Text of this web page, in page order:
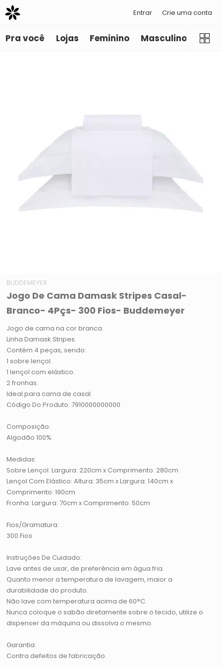
Entrar Crie uma conta
Pra você Lojas Feminino Masculino
BUDDEMEYER
Jogo De Cama Damask Stripes Casal-
Branco- 4Pçs- 300 Fios- Buddemeyer
Jogo de cama na cor branca.
Linha Damask Stripes.
Contém 4 peças, sendo:
1 sobre lençol.
1 lençol com elástico.
2 fronhas.
Ideal para cama de casal.
Código Do Produto: 7910000000000
Composição:
Algodão 100%
Medidas:
Sobre Lençol: Largura: 220cm x Comprimento: 280cm
Lençol Com Elástico: Altura: 35cm x Largura: 140cm x
Comprimento: 190cm
Fronha: Largura: 70cm x Comprimento: 50cm
Fios/Gramatura:
300 Fios
Instruções De Cuidado:
Lave antes de usar, de preferência em água fria.
Quanto menor a temperatura de lavagem, maior a
durabilidade do produto.
Não lave com temperatura acima de 60°C.
Nunca coloque o sabão diretamente sobre o tecido, utilize o
dispenser da máquina ou dissolva o mesmo.
Garantia:
Contra defeitos de fabricação.